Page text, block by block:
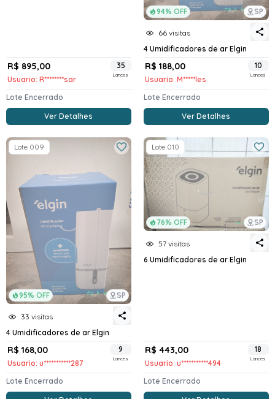
R$ 895,00
Usuario: R********sar
35
Lances
Lote Encerrado
Ver Detalhes
94% OFF SP
66 visitas
4 Umidificadores de ar Elgin
R$ 188,00
Usuario: M*****les
10
Lances
Lote Encerrado
Ver Detalhes
95% OFF SP
Lote 009
33 visitas
4 Umidificadores de ar Elgin
R$ 168,00
Usuario: u***********287
9
Lances
Lote Encerrado
76% OFF SP
Lote 010
57 visitas
6 Umidificadores de ar Elgin
R$ 443,00
Usuario: u***********494
18
Lances
Lote Encerrado